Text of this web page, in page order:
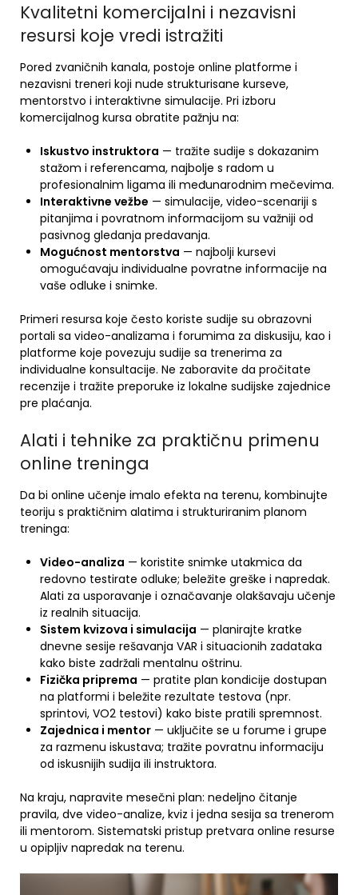
Kvalitetni komercijalni i nezavisni
resursi koje vredi istražiti
Pored zvaničnih kanala, postoje online platforme i
nezavisni treneri koji nude strukturisane kurseve,
mentorstvo i interaktivne simulacije. Pri izboru
komercijalnog kursa obratite pažnju na:
Iskustvo instruktora — tražite sudije s dokazanim
stažom i referencama, najbolje s radom u
profesionalnim ligama ili međunarodnim mečevima.
Interaktivne vežbe — simulacije, video-scenariji s
pitanjima i povratnom informacijom su važniji od
pasivnog gledanja predavanja.
Mogućnost mentorstva — najbolji kursevi
omogućavaju individualne povratne informacije na
vaše odluke i snimke.
Primeri resursa koje često koriste sudije su obrazovni
portali sa video-analizama i forumima za diskusiju, kao i
platforme koje povezuju sudije sa trenerima za
individualne konsultacije. Ne zaboravite da pročitate
recenzije i tražite preporuke iz lokalne sudijske zajednice
pre plaćanja.
Alati i tehnike za praktičnu primenu
online treninga
Da bi online učenje imalo efekta na terenu, kombinujte
teoriju s praktičnim alatima i strukturiranim planom
treninga:
Video-analiza — koristite snimke utakmica da
redovno testirate odluke; beležite greške i napredak.
Alati za usporavanje i označavanje olakšavaju učenje
iz realnih situacija.
Sistem kvizova i simulacija — planirajte kratke
dnevne sesije rešavanja VAR i situacionih zadataka
kako biste zadržali mentalnu oštrinu.
Fizička priprema — pratite plan kondicije dostupan
na platformi i beležite rezultate testova (npr.
sprintovi, VO2 testovi) kako biste pratili spremnost.
Zajednica i mentor — uključite se u forume i grupe
za razmenu iskustava; tražite povratnu informaciju
od iskusnijih sudija ili instruktora.
Na kraju, napravite mesečni plan: nedeljno čitanje
pravila, dve video-analize, kviz i jedna sesija sa trenerom
ili mentorom. Sistematski pristup pretvara online resurse
u opipljiv napredak na terenu.